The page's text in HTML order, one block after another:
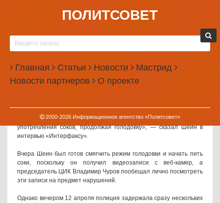
ПОЛИТСОВЕТ
Главная Статьи Новости Мастрид
Новости партнеров О проекте
2000-2026Информационное агентство «Политсовет»
13.04.2012, 09:28
В АСТРАХАНИ НАЧАЛИСЬ МАССОВЫЕ
ЗАДЕРЖАНИЯ
В Астрахани накануне начались массовые задержания
сторонников Олега Шеина. Из-за этого сам Шеин решил
ужесточить свою голодовку.
«В связи с тем, что сотрудники полиции в массовом порядке
задерживают наших сторонников, мы отказываемся от
употребления соков, продолжая голодовку», — сказал Шеин в
интервью «Интерфаксу».
Вчера Шеин был готов смягчить режим голодовки и начать пить
соки, поскольку он получил видеозаписи с веб-камер, а
председатель ЦИК Владимир Чуров пообещал лично посмотреть
эти записи на предмет нарушений.
Однако вечером 12 апреля полиция задержала сразу нескольких